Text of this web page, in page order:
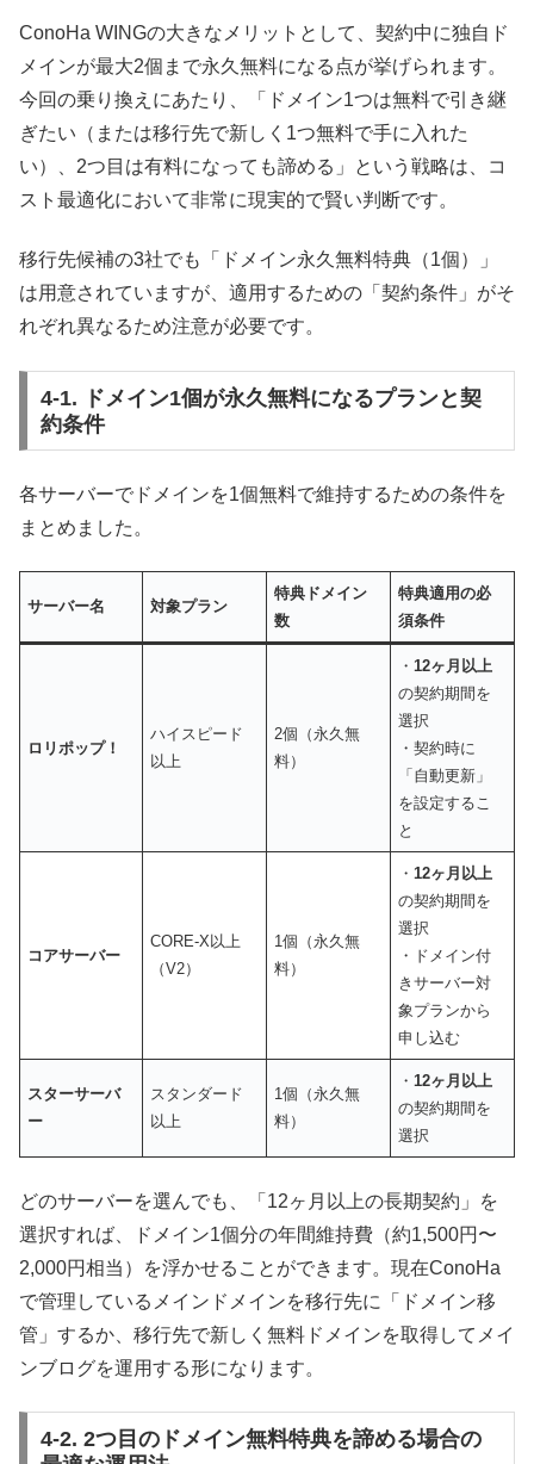
ConoHa WINGの大きなメリットとして、契約中に独自ド
メインが最大2個まで永久無料になる点が挙げられます。
今回の乗り換えにあたり、「ドメイン1つは無料で引き継
ぎたい（または移行先で新しく1つ無料で手に入れた
い）、2つ目は有料になっても諦める」という戦略は、コ
スト最適化において非常に現実的で賢い判断です。
移行先候補の3社でも「ドメイン永久無料特典（1個）」
は用意されていますが、適用するための「契約条件」がそ
れぞれ異なるため注意が必要です。
4-1. ドメイン1個が永久無料になるプランと契
約条件
各サーバーでドメインを1個無料で維持するための条件を
まとめました。
サーバー名 対象プラン
特典ドメイン
数
特典適用の必
須条件
ロリポップ！
ハイスピード
以上
2個（永久無
料）
・12ヶ月以上
の契約期間を
選択
・契約時に
「自動更新」
を設定するこ
と
コアサーバー
CORE-X以上
（V2）
1個（永久無
料）
・12ヶ月以上
の契約期間を
選択
・ドメイン付
きサーバー対
象プランから
申し込む
スターサーバ
ー
スタンダード
以上
1個（永久無
料）
・12ヶ月以上
の契約期間を
選択
どのサーバーを選んでも、「12ヶ月以上の長期契約」を
選択すれば、ドメイン1個分の年間維持費（約1,500円〜
2,000円相当）を浮かせることができます。現在ConoHa
で管理しているメインドメインを移行先に「ドメイン移
管」するか、移行先で新しく無料ドメインを取得してメイ
ンブログを運用する形になります。
4-2. 2つ目のドメイン無料特典を諦める場合の